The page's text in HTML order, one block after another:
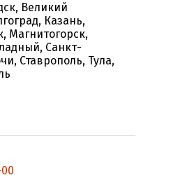
Великий
Казань,
Магнитогорск,
Санкт-
Ставрополь, Тула,